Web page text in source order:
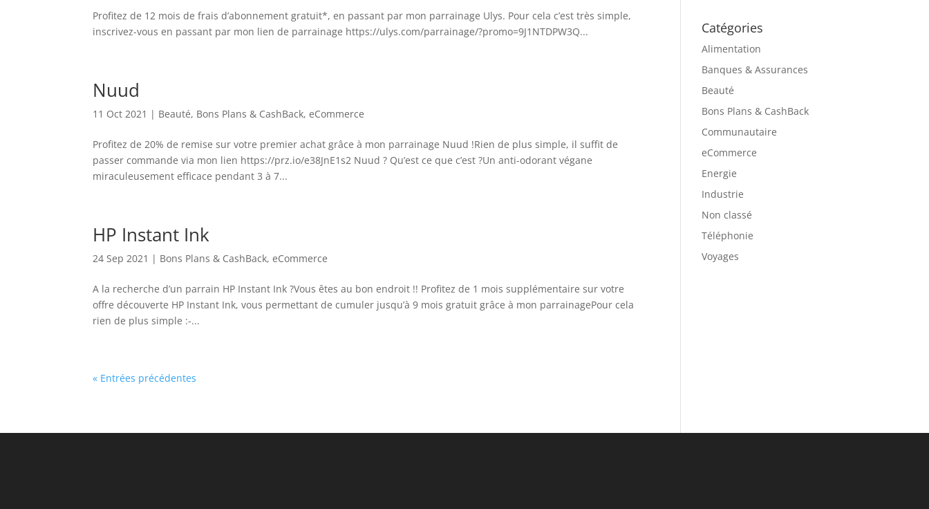
Profitez de 12 mois de frais d’abonnement gratuit*, en passant par mon parrainage Ulys. Pour cela c’est très simple,
inscrivez-vous en passant par mon lien de parrainage https://ulys.com/parrainage/?promo=9J1NTDPW3Q...
Nuud
11 Oct 2021 | Beauté, Bons Plans & CashBack,eCommerce
Profitez de 20% de remise sur votre premier achat grâce à mon parrainage Nuud !Rien de plus simple, il suffit de
passer commande via mon lien https://prz.io/e38JnE1s2 Nuud ? Qu’est ce que c’est ?Un anti-odorant végane
miraculeusement efficace pendant 3 à 7...
HP Instant Ink
24 Sep 2021 | Bons Plans & CashBack,eCommerce
A la recherche d’un parrain HP Instant Ink ?Vous êtes au bon endroit !! Profitez de 1 mois supplémentaire sur votre
offre découverte HP Instant Ink, vous permettant de cumuler jusqu’à 9 mois gratuit grâce à mon parrainagePour cela
rien de plus simple :-...
« Entrées précédentes
Catégories
Alimentation
Banques & Assurances
Beauté
Bons Plans & CashBack
Communautaire
eCommerce
Energie
Industrie
Non classé
Téléphonie
Voyages